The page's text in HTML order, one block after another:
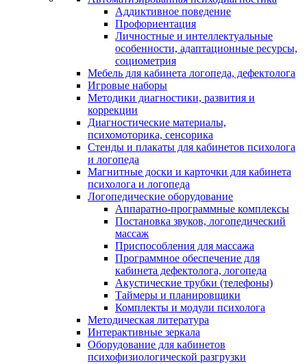
Аддиктивное поведение
Профориентация
Личностные и интеллектуальные
особенности, адаптационные ресурсы,
социометрия
Мебель для кабинета логопеда, дефектолога
Игровые наборы
Методики диагностики, развития и
коррекции
Диагностические материалы,
психомоторика, сенсорика
Стенды и плакаты для кабинетов психолога
и логопеда
Магнитные доски и карточки для кабинета
психолога и логопеда
Логопедические оборудование
Аппаратно-программные комплексы
Постановка звуков, логопедический
массаж
Приспособления для массажа
Программное обеспечение для
кабинета дефектолога, логопеда
Акустические трубки (телефоны)
Таймеры и планировщики
Комплекты и модули психолога
Методическая литература
Интерактивные зеркала
Оборудование для кабинетов
психофизиологической разгрузки